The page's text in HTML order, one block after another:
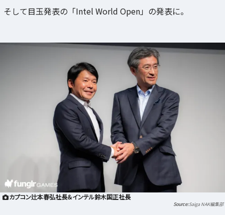
そして目玉発表の「Intel World Open」の発表に。
カプコン辻本春弘社長＆インテル鈴木国正社長
Saiga NAK編集部